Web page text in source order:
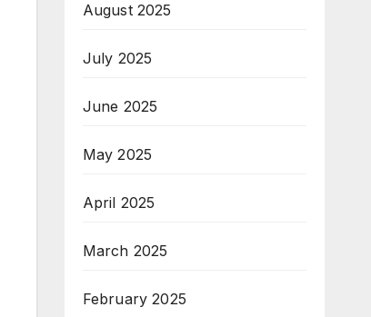
August 2025
July 2025
June 2025
May 2025
April 2025
March 2025
February 2025